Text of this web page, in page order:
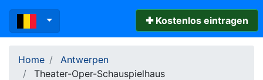
✚ Kostenlos eintragen
Home
Antwerpen
Theater-Oper-Schauspielhaus